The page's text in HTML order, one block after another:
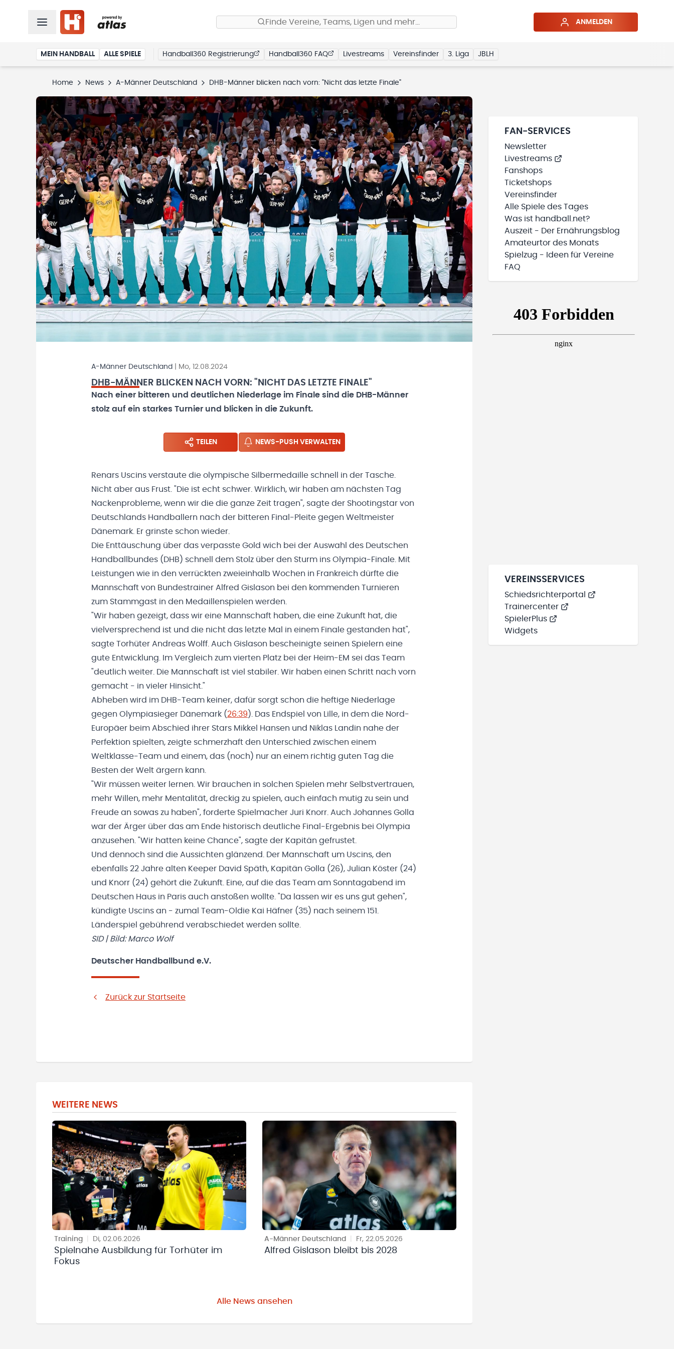
Finde Vereine, Teams, Ligen und mehr… ANMELDEN
MEIN HANDBALL ALLE SPIELE Handball360 Registrierung Handball360 FAQ Livestreams Vereinsfinder 3. Liga JBLH
Home News A-Männer Deutschland DHB-Männer blicken nach vorn: "Nicht das letzte Finale"
A-Männer Deutschland Mo, 12.08.2024
DHB-MÄNNER BLICKEN NACH VORN: "NICHT DAS LETZTE FINALE"
Nach einer bitteren und deutlichen Niederlage im Finale sind die DHB-Männer
stolz auf ein starkes Turnier und blicken in die Zukunft.
TEILEN NEWS-PUSH VERWALTEN
Renars Uscins verstaute die olympische Silbermedaille schnell in der Tasche.
Nicht aber aus Frust. "Die ist echt schwer. Wirklich, wir haben am nächsten Tag
Nackenprobleme, wenn wir die die ganze Zeit tragen", sagte der Shootingstar von
Deutschlands Handballern nach der bitteren Final-Pleite gegen Weltmeister
Dänemark. Er grinste schon wieder.
Die Enttäuschung über das verpasste Gold wich bei der Auswahl des Deutschen
Handballbundes (DHB) schnell dem Stolz über den Sturm ins Olympia-Finale. Mit
Leistungen wie in den verrückten zweieinhalb Wochen in Frankreich dürfte die
Mannschaft von Bundestrainer Alfred Gislason bei den kommenden Turnieren
zum Stammgast in den Medaillenspielen werden.
"Wir haben gezeigt, dass wir eine Mannschaft haben, die eine Zukunft hat, die
vielversprechend ist und die nicht das letzte Mal in einem Finale gestanden hat",
sagte Torhüter Andreas Wolff. Auch Gislason bescheinigte seinen Spielern eine
gute Entwicklung. Im Vergleich zum vierten Platz bei der Heim-EM sei das Team
"deutlich weiter. Die Mannschaft ist viel stabiler. Wir haben einen Schritt nach vorn
gemacht - in vieler Hinsicht."
Abheben wird im DHB-Team keiner, dafür sorgt schon die heftige Niederlage
gegen Olympiasieger Dänemark (26:39 ). Das Endspiel von Lille, in dem die Nord-
Europäer beim Abschied ihrer Stars Mikkel Hansen und Niklas Landin nahe der
Perfektion spielten, zeigte schmerzhaft den Unterschied zwischen einem
Weltklasse-Team und einem, das (noch) nur an einem richtig guten Tag die
Besten der Welt ärgern kann.
"Wir müssen weiter lernen. Wir brauchen in solchen Spielen mehr Selbstvertrauen,
mehr Willen, mehr Mentalität, dreckig zu spielen, auch einfach mutig zu sein und
Freude an sowas zu haben", forderte Spielmacher Juri Knorr. Auch Johannes Golla
war der Ärger über das am Ende historisch deutliche Final-Ergebnis bei Olympia
anzusehen. "Wir hatten keine Chance", sagte der Kapitän gefrustet.
Und dennoch sind die Aussichten glänzend. Der Mannschaft um Uscins, den
ebenfalls 22 Jahre alten Keeper David Späth, Kapitän Golla (26), Julian Köster (24)
und Knorr (24) gehört die Zukunft. Eine, auf die das Team am Sonntagabend im
Deutschen Haus in Paris auch anstoßen wollte. "Da lassen wir es uns gut gehen",
kündigte Uscins an - zumal Team-Oldie Kai Häfner (35) nach seinem 151.
Länderspiel gebührend verabschiedet werden sollte.
SID | Bild: Marco Wolf
Deutscher Handballbund e.V.
Zurück zur Startseite
WEITERE NEWS
Training Di, 02.06.2026
Spielnahe Ausbildung für Torhüter im
Fokus
A-Männer Deutschland Fr, 22.05.2026
Alfred Gislason bleibt bis 2028
Alle News ansehen
FAN-SERVICES
Newsletter
Livestreams
Fanshops
Ticketshops
Vereinsfinder
Alle Spiele des Tages
Was ist handball.net?
Auszeit - Der Ernährungsblog
Amateurtor des Monats
Spielzug - Ideen für Vereine
FAQ
VEREINSSERVICES
Schiedsrichterportal
Trainercenter
SpielerPlus
Widgets